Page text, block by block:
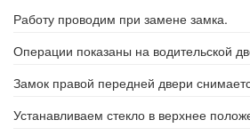
Работу проводим при замене замка.
Операции показаны на водительской
Замок правой передней двери
Устанавливаем стекло в верхнее